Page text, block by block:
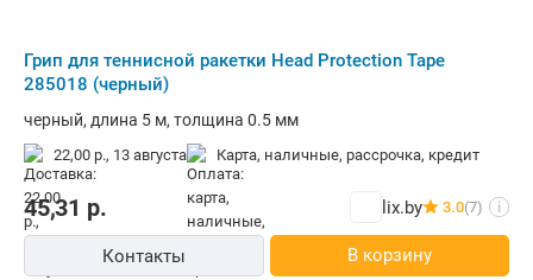
Грип для теннисной ракетки Head Protection Tape
285018 (черный)
черный, длина 5 м, толщина 0.5 мм
22,00 р., 13 августа карта, наличные, рассрочка, кредит
45,31 р. lix.by 3.0(7) i
Контакты В корзину